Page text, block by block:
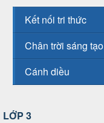
Kết nối tri thức
Chân trời sáng tạo
Cánh diều
LỚP 3